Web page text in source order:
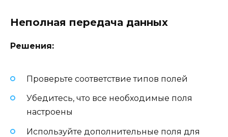
Неполная передача данных
Решения:
Проверьте соответствие типов полей
Убедитесь, что все необходимые поля
настроены
Используйте дополнительные поля для